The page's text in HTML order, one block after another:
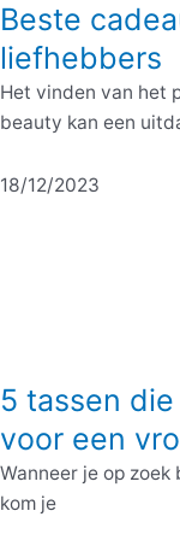
Beste
liefhebbers
Het vinden van het
beauty kan een
18/12/2023
5 tassen
voor een
Wanneer je op
kom je